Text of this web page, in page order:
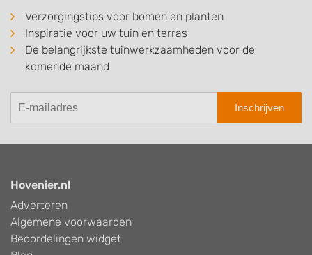
Verzorgingstips voor bomen en planten
Inspiratie voor uw tuin en terras
De belangrijkste tuinwerkzaamheden voor de
komende maand
Inschrijven
Hovenier.nl
Adverteren
Algemene voorwaarden
Beoordelingen widget